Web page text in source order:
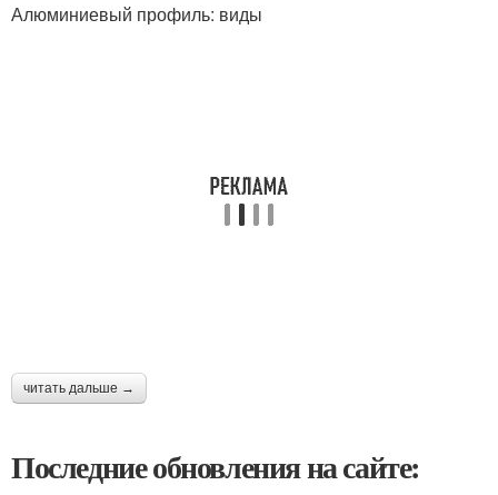
Алюминиевый профиль: виды
читать дальше →
Последние обновления на сайте: